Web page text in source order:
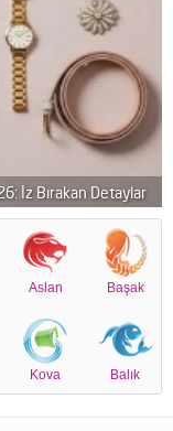
İz Bırakan Detaylar
Aslan Başak
Kova Balık